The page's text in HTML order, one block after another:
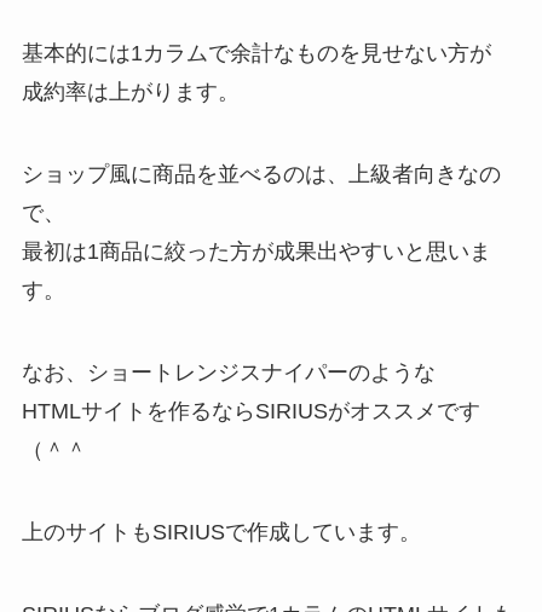
基本的には1カラムで余計なものを見せない方が
成約率は上がります。
ショップ風に商品を並べるのは、上級者向きなの
で、
最初は1商品に絞った方が成果出やすいと思いま
す。
なお、ショートレンジスナイパーのような
HTMLサイトを作るならSIRIUSがオススメです
（＾＾
上のサイトもSIRIUSで作成しています。